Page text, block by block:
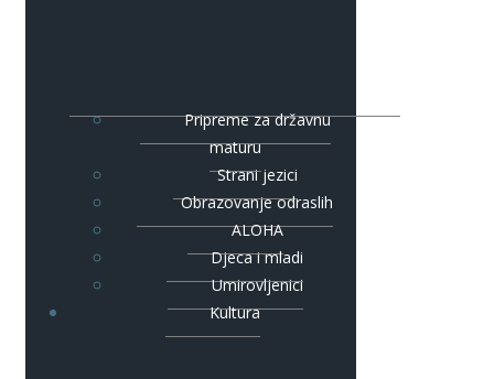
Pripreme za državnu
maturu
Strani jezici
Obrazovanje odraslih
ALOHA
Djeca i mladi
Umirovljenici
Kultura